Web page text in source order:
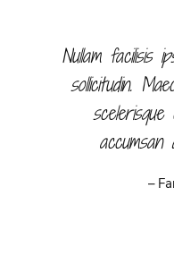
Nullam facilisis
sollicitudin.
scelerisque
–